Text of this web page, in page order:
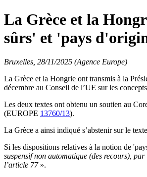
La Grèce et la
sûrs' et 'pays
Bruxelles, 28/11/2025 (Agence Europe)
La Grèce et la Hongrie ont transmis à la
décembre au Conseil de l’UE sur les
Les deux textes ont obtenu un soutien au
(EUROPE 13760/13).
La Grèce a ainsi indiqué s’abstenir sur le
Si les dispositions relatives à la notion de
suspensif non automatique (des recours),
l’article 77».